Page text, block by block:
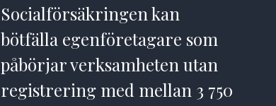
Socialförsäkringen kan
bötfälla egenföretagare som
påbörjar verksamheten utan
registrering med mellan 3 750